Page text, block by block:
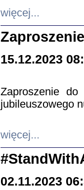
więcej...
15.12.2023
Zaproszenie do
jubileuszowego
więcej...
02.11.2023